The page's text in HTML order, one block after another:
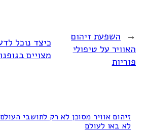
← השפעת זיהום
האוויר על טיפולי
פוריות
כיצד נוכל
מצויים
זיהום אוויר מסוכן לא רק לתושבי
לא באו לעולם